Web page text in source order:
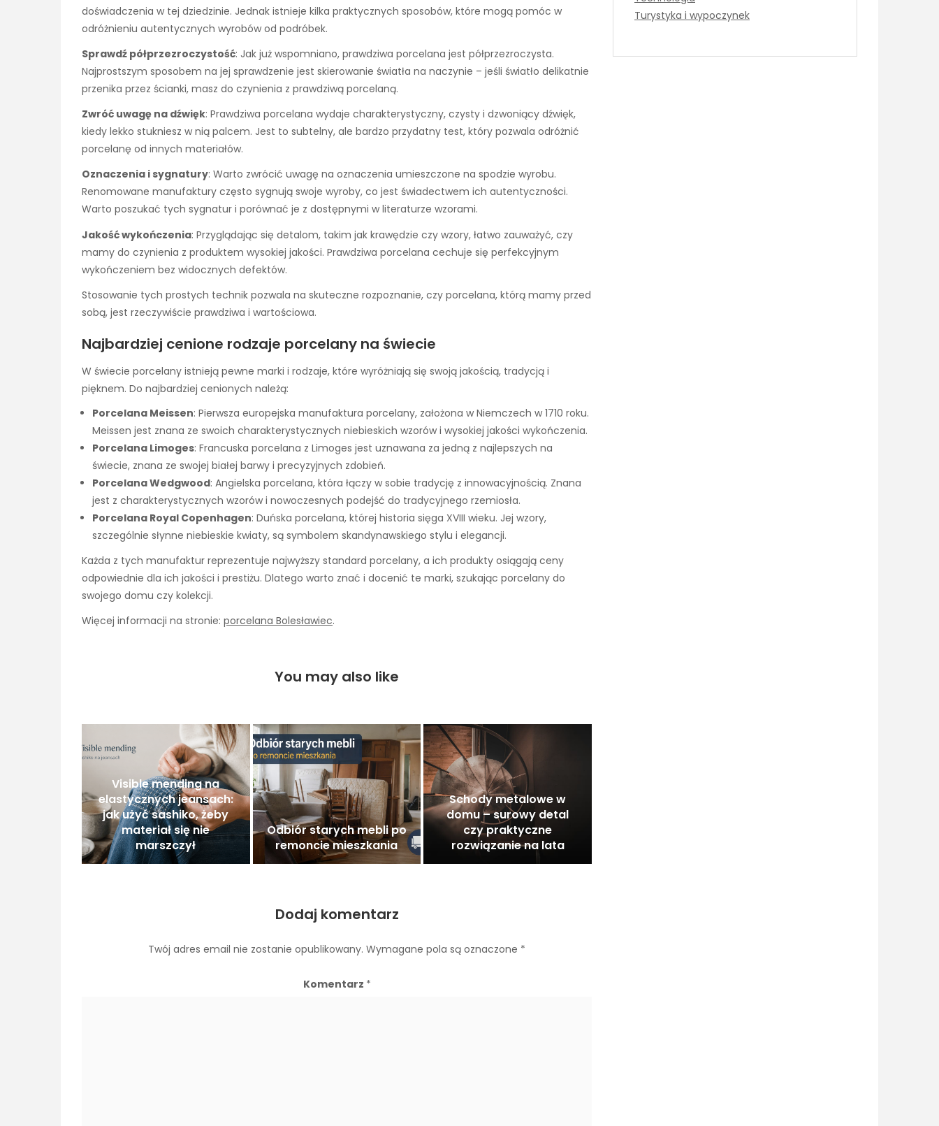
doświadczenia w tej dziedzinie. Jednak istnieje kilka praktycznych sposobów, które mogą pomóc w
odróżnieniu autentycznych wyrobów od podróbek.
Sprawdź półprzezroczystość: Jak już wspomniano, prawdziwa porcelana jest półprzezroczysta.
Najprostszym sposobem na jej sprawdzenie jest skierowanie światła na naczynie – jeśli światło delikatnie
przenika przez ścianki, masz do czynienia z prawdziwą porcelaną.
Zwróć uwagę na dźwięk: Prawdziwa porcelana wydaje charakterystyczny, czysty i dzwoniący dźwięk,
kiedy lekko stukniesz w nią palcem. Jest to subtelny, ale bardzo przydatny test, który pozwala odróżnić
porcelanę od innych materiałów.
Oznaczenia i sygnatury: Warto zwrócić uwagę na oznaczenia umieszczone na spodzie wyrobu.
Renomowane manufaktury często sygnują swoje wyroby, co jest świadectwem ich autentyczności.
Warto poszukać tych sygnatur i porównać je z dostępnymi w literaturze wzorami.
Jakość wykończenia: Przyglądając się detalom, takim jak krawędzie czy wzory, łatwo zauważyć, czy
mamy do czynienia z produktem wysokiej jakości. Prawdziwa porcelana cechuje się perfekcyjnym
wykończeniem bez widocznych defektów.
Stosowanie tych prostych technik pozwala na skuteczne rozpoznanie, czy porcelana, którą mamy przed
sobą, jest rzeczywiście prawdziwa i wartościowa.
Najbardziej cenione rodzaje porcelany na świecie
W świecie porcelany istnieją pewne marki i rodzaje, które wyróżniają się swoją jakością, tradycją i
pięknem. Do najbardziej cenionych należą:
Porcelana Meissen: Pierwsza europejska manufaktura porcelany, założona w Niemczech w 1710 roku.
Meissen jest znana ze swoich charakterystycznych niebieskich wzorów i wysokiej jakości wykończenia.
Porcelana Limoges: Francuska porcelana z Limoges jest uznawana za jedną z najlepszych na
świecie, znana ze swojej białej barwy i precyzyjnych zdobień.
Porcelana Wedgwood: Angielska porcelana, która łączy w sobie tradycję z innowacyjnością. Znana
jest z charakterystycznych wzorów i nowoczesnych podejść do tradycyjnego rzemiosła.
Porcelana Royal Copenhagen: Duńska porcelana, której historia sięga XVIII wieku. Jej wzory,
szczególnie słynne niebieskie kwiaty, są symbolem skandynawskiego stylu i elegancji.
Każda z tych manufaktur reprezentuje najwyższy standard porcelany, a ich produkty osiągają ceny
odpowiednie dla ich jakości i prestiżu. Dlatego warto znać i docenić te marki, szukając porcelany do
swojego domu czy kolekcji.
Więcej informacji na stronie: porcelana Bolesławiec.
You may also like
Visible mending na
elastycznych jeansach:
jak użyć sashiko, żeby
materiał się nie
marszczył
Odbiór starych mebli po
remoncie mieszkania
Schody metalowe w
domu – surowy detal
czy praktyczne
rozwiązanie na lata
Dodaj komentarz
Twój adres email nie zostanie opublikowany. Wymagane pola są oznaczone *
Komentarz *
Turystyka i wypoczynek